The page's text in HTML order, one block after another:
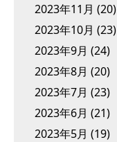
2023年11月 (20)
2023年10月 (23)
2023年9月 (24)
2023年8月 (20)
2023年7月 (23)
2023年6月 (21)
2023年5月 (19)